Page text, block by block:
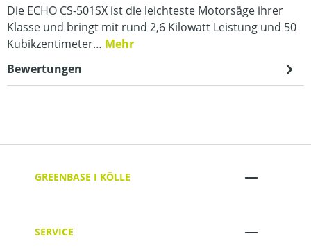
Die ECHO CS-501SX ist die leichteste Motorsäge ihrer
Klasse und bringt mit rund 2,6 Kilowatt Leistung und 50
Kubikzentimeter… Mehr
Bewertungen
GREENBASE I KÖLLE
SERVICE